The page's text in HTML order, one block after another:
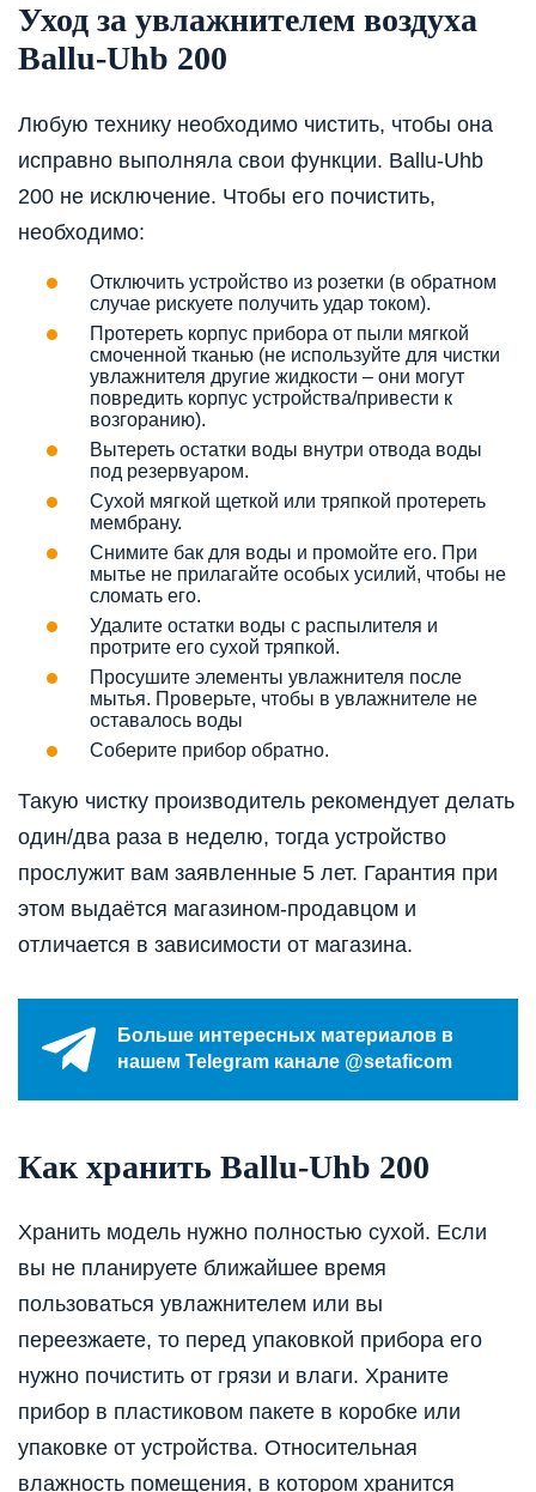
Уход за увлажнителем воздуха
Ballu-Uhb 200
Любую технику необходимо чистить, чтобы она
исправно выполняла свои функции. Ballu-Uhb
200 не исключение. Чтобы его почистить,
необходимо:
Отключить устройство из розетки (в обратном
случае рискуете получить удар током).
Протереть корпус прибора от пыли мягкой
смоченной тканью (не используйте для чистки
увлажнителя другие жидкости – они могут
повредить корпус устройства/привести к
возгоранию).
Вытереть остатки воды внутри отвода воды
под резервуаром.
Сухой мягкой щеткой или тряпкой протереть
мембрану.
Снимите бак для воды и промойте его. При
мытье не прилагайте особых усилий, чтобы не
сломать его.
Удалите остатки воды с распылителя и
протрите его сухой тряпкой.
Просушите элементы увлажнителя после
мытья. Проверьте, чтобы в увлажнителе не
оставалось воды
Соберите прибор обратно.
Такую чистку производитель рекомендует делать
один/два раза в неделю, тогда устройство
прослужит вам заявленные 5 лет. Гарантия при
этом выдаётся магазином-продавцом и
отличается в зависимости от магазина.
Больше интересных материалов в
нашем Telegram канале @setaficom
Как хранить Ballu-Uhb 200
Хранить модель нужно полностью сухой. Если
вы не планируете ближайшее время
пользоваться увлажнителем или вы
переезжаете, то перед упаковкой прибора его
нужно почистить от грязи и влаги. Храните
прибор в пластиковом пакете в коробке или
упаковке от устройства. Относительная
влажность помещения, в котором хранится